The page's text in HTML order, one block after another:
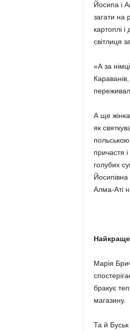
Йосипа і
загати на
картоплі
світлиця
«А за
А ще
як
причастя
голубих
Йосипівна
Алма-Аті
Найкраще
Марія
бракує
магазину.
Та й Буськ